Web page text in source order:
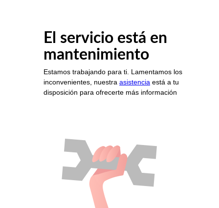
El servicio está en
mantenimiento
Estamos trabajando para ti. Lamentamos los
inconvenientes, nuestra asistencia está a tu
disposición para ofrecerte más información